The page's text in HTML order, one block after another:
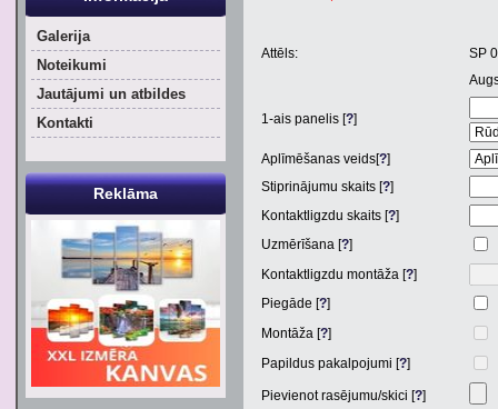
Attēls:
SP
1-ais panelis [?]
Aplīmēšanas veids[?]
Stiprinājumu skaits [?]
Kontaktligzdu skaits [?]
Uzmērīšana [?]
Kontaktligzdu montāža [?]
Piegāde [?]
Montāža [?]
Papildus pakalpojumi [?]
Pievienot rasējumu/skici [?]
Galerija
Noteikumi
Jautājumi un atbildes
Kontakti
Reklāma